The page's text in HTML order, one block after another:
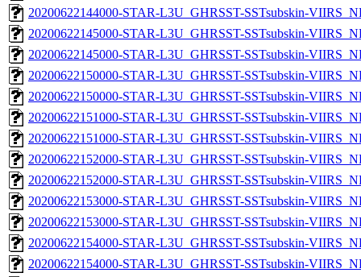
20200622144000-STAR-L3U_GHRSST-SSTsubskin-
20200622145000-STAR-L3U_GHRSST-SSTsubskin-
20200622145000-STAR-L3U_GHRSST-SSTsubskin-
20200622150000-STAR-L3U_GHRSST-SSTsubskin-
20200622150000-STAR-L3U_GHRSST-SSTsubskin-
20200622151000-STAR-L3U_GHRSST-SSTsubskin-
20200622151000-STAR-L3U_GHRSST-SSTsubskin-
20200622152000-STAR-L3U_GHRSST-SSTsubskin-
20200622152000-STAR-L3U_GHRSST-SSTsubskin-
20200622153000-STAR-L3U_GHRSST-SSTsubskin-
20200622153000-STAR-L3U_GHRSST-SSTsubskin-
20200622154000-STAR-L3U_GHRSST-SSTsubskin-
20200622154000-STAR-L3U_GHRSST-SSTsubskin-